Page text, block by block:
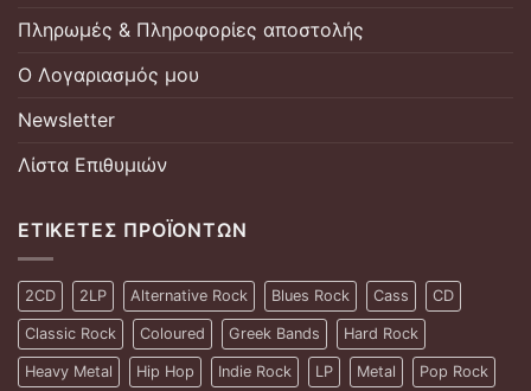
Πληρωμές & Πληροφορίες αποστολής
Ο Λογαριασμός μου
Newsletter
Λίστα Επιθυμιών
ΕΤΙΚΈΤΕΣ ΠΡΟΪΌΝΤΩΝ
2CD 2LP Alternative Rock Blues Rock Cass CD
Classic Rock Coloured Greek Bands Hard Rock
Heavy Metal Hip Hop Indie Rock LP Metal Pop Rock